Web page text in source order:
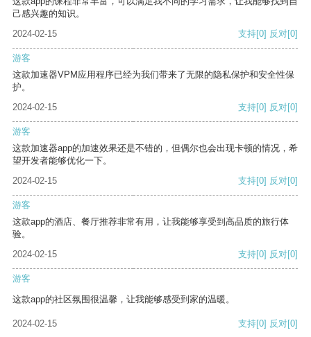
己感兴趣的知识。
2024-02-15
支持[0] 反对[0]
游客
这款加速器VPM应用程序已经为我们带来了无限的隐私保护和安全性保
护。
2024-02-15
支持[0] 反对[0]
游客
这款加速器app的加速效果还是不错的，但偶尔也会出现卡顿的情况，希
望开发者能够优化一下。
2024-02-15
支持[0] 反对[0]
游客
这款app的酒店、餐厅推荐非常有用，让我能够享受到高品质的旅行体
验。
2024-02-15
支持[0] 反对[0]
游客
这款app的社区氛围很温馨，让我能够感受到家的温暖。
2024-02-15 支持[0] 反对[0]